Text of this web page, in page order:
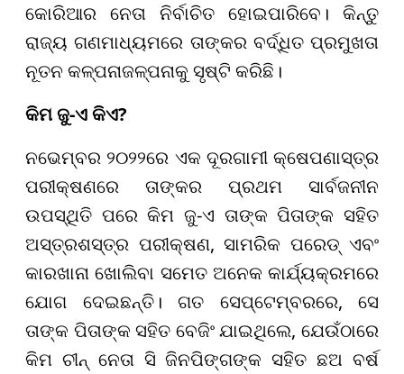
କୋରିଆର ନେତା ନିର୍ବାଚିତ ହୋଇପାରିବେ। କିନ୍ତୁ
ରାଜ୍ୟ ଗଣମାଧ୍ୟମରେ ତାଙ୍କର ବର୍ଦ୍ଧିତ ପ୍ରମୁଖତା
ନୂତନ କଳ୍ପନାଜଳ୍ପନାକୁ ସୃଷ୍ଟି କରିଛି।
କିମ ଜୁ-ଏ କିଏ?
ନଭେମ୍ବର ୨୦୨୨ରେ ଏକ ଦୂରଗାମୀ କ୍ଷେପଣାସ୍ତ୍ର
ପରୀକ୍ଷଣରେ ତାଙ୍କର ପ୍ରଥମ ସାର୍ବଜନୀନ
ଉପସ୍ଥିତି ପରେ କିମ ଜୁ-ଏ ତାଙ୍କ ପିତାଙ୍କ ସହିତ
ଅସ୍ତ୍ରଶସ୍ତ୍ର ପରୀକ୍ଷଣ, ସାମରିକ ପରେଡ୍ ଏବଂ
କାରଖାନା ଖୋଲିବା ସମେତ ଅନେକ କାର୍ଯ୍ୟକ୍ରମରେ
ଯୋଗ ଦେଇଛନ୍ତି। ଗତ ସେପ୍ଟେମ୍ବରରେ, ସେ
ତାଙ୍କ ପିତାଙ୍କ ସହିତ ବେଜିଂ ଯାଇଥିଲେ, ଯେଉଁଠାରେ
କିମ ଚୀନ୍ ନେତା ସି ଜିନପିଙ୍ଗଙ୍କ ସହିତ ଛଅ ବର୍ଷ